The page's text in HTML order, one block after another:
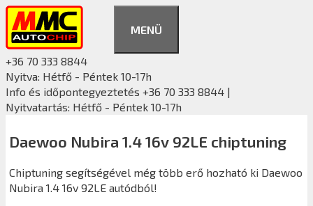
Kilépés
tartalomba
MENÜ
+36 70 333 8844
Nyitva: Hétfő - Péntek 10-17h
Info és időpontegyeztetés +36 70 333 8844 |
Nyitvatartás: Hétfő - Péntek 10-17h
Daewoo Nubira 1.4 16v 92LE chiptuning
Chiptuning segítségével még több erő hozható ki Daewoo
Nubira 1.4 16v 92LE autódból!